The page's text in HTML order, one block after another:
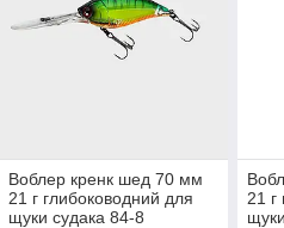
Воблер кренк шед 70 мм
21 г глибоководний для
щуки судака 84-8
21 г